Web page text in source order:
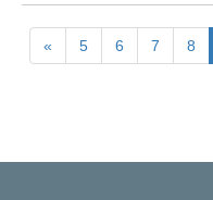
« 5 6 7 8